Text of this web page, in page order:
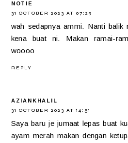
NOTIE
31 OCTOBER 2023 AT 07:29
wah sedapnya ammi. Nanti balik
kena buat ni. Makan ramai-
woooo
REPLY
AZIANKHALIL
31 OCTOBER 2023 AT 14:51
Saya baru je jumaat lepas buat
ayam merah makan dengan